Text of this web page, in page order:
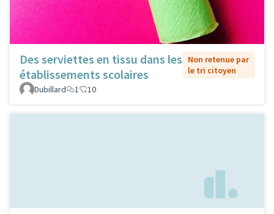
Des serviettes en tissu dans les
établissements scolaires
Non retenue par
le tri citoyen
Dubillard
1 10